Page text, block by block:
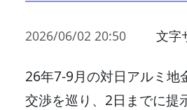
2026/06/02 20:50 文字
26年7‐9月の対日アルミ地
交渉を巡り、2日までに提